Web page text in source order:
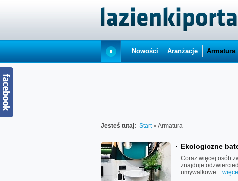
Nowości Aranżacje Armatura
Jesteś tutaj: Start Armatura
Ekologiczne
Coraz więcej osób
znajduje
umywalkowe...